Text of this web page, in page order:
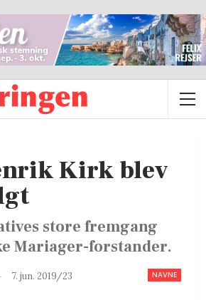
Kirk blev
store fremgang
Mariager-forstander.
NAVNE
7. jun. 2019/23